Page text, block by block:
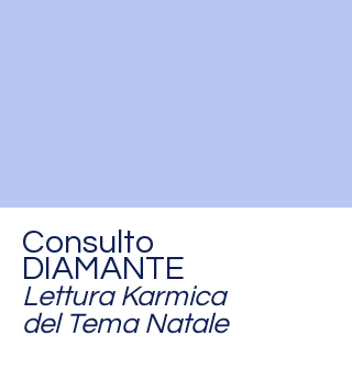
Consulto
DIAMANTE
Lettura Karmica
del Tema Natale